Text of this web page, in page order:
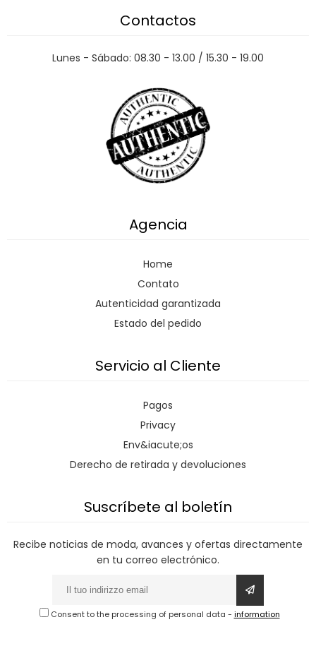
Contactos
Lunes - Sábado: 08.30 - 13.00 / 15.30 - 19.00
Agencia
Home
Contato
Autenticidad garantizada
Estado del pedido
Servicio al Cliente
Pagos
Privacy
Env&iacute;os
Derecho de retirada y devoluciones
Suscríbete al boletín
Recibe noticias de moda, avances y ofertas directamente
en tu correo electrónico.
Consent to the processing of personal data - information